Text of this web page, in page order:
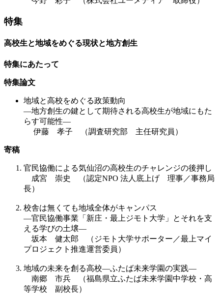
特集
高校生と地域をめぐる現状と地方創生
特集にあたって
特集論文
地域と高校をめぐる政策動向
―地方創生の鍵として期待される高校生が地域にもた
らす可能性―
伊藤 孝子 （調査研究部 主任研究員）
寄稿
官民協働による気仙沼の高校生のチャレンジの後押し
成宮 崇史 （認定NPO 法人底上げ 理事／事務局
長）
校舎は無くても地域全体がキャンパス
―官民協働事業「新庄・最上ジモト大学」とそれを支
える学びの土壌―
坂本 健太郎 （ジモト大学サポーター／最上マイ
プロジェクト推進運営委員）
地域の未来を創る高校―ふたば未来学園の実践―
南郷 市兵 （福島県立ふたば未来学園中学校・高
等学校 副校長）